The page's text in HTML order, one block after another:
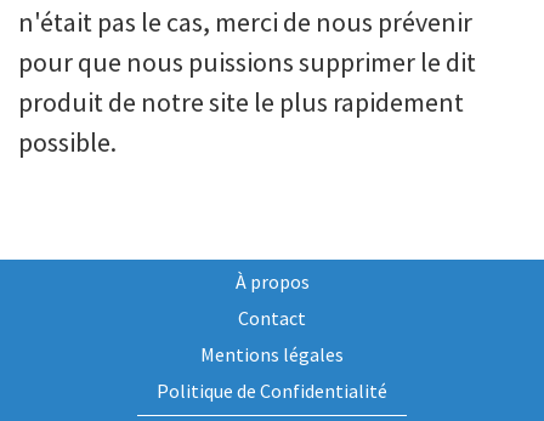
n'était pas le cas, merci de nous prévenir
pour que nous puissions supprimer le dit
produit de notre site le plus rapidement
possible.
À propos
Contact
Mentions légales
Politique de Confidentialité